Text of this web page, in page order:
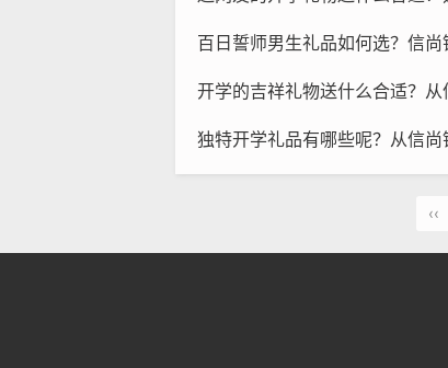
百日誓师男生礼品如何选？信尚铜尺
开学的吉祥礼物送什么合适？从信尚铜尺到
独特开学礼品有哪些呢？从信尚铜尺到
‹‹